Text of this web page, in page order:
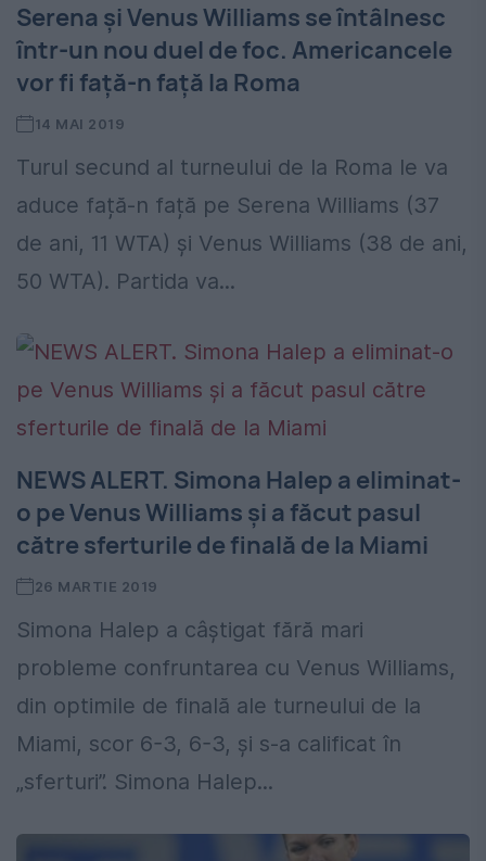
Serena și Venus Williams se întâlnesc
într-un nou duel de foc. Americancele
vor fi față-n față la Roma
14 MAI 2019
Turul secund al turneului de la Roma le va
aduce față-n față pe Serena Williams (37
de ani, 11 WTA) şi Venus Williams (38 de ani,
50 WTA). Partida va...
NEWS ALERT. Simona Halep a eliminat-
o pe Venus Williams și a făcut pasul
către sferturile de finală de la Miami
26 MARTIE 2019
Simona Halep a câștigat fără mari
probleme confruntarea cu Venus Williams,
din optimile de finală ale turneului de la
Miami, scor 6-3, 6-3, și s-a calificat în
„sferturi”. Simona Halep...